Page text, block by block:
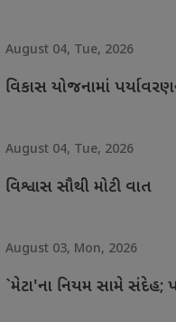
August 04, Tue, 2026
વિકાસ યોજનામાં
August 04, Tue, 2026
વિશ્વાસ સૌથી મોટી વાત
August 03, Mon, 2026
`મેટા'ના નિયમ સામે સંદેહ;